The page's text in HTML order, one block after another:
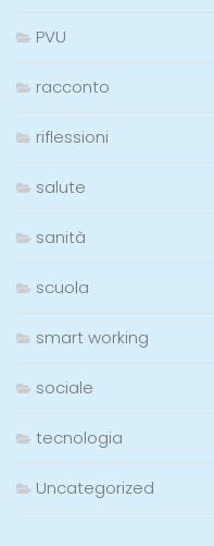
PVU
racconto
riflessioni
salute
sanità
scuola
smart working
sociale
tecnologia
Uncategorized